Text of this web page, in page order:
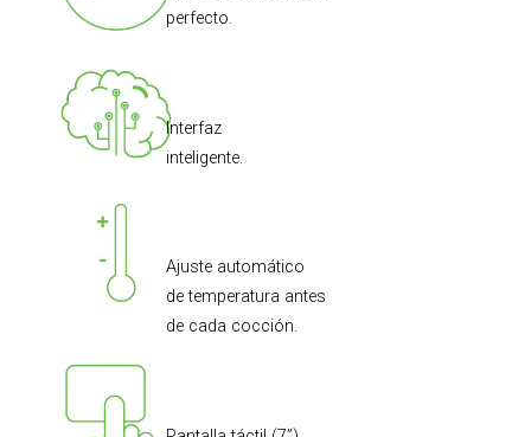
perfecto.
Interfaz
inteligente.
Ajuste automático
de temperatura antes
de cada cocción.